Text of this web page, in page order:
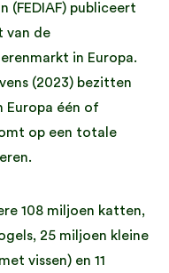
(FEDIAF) publiceert
van de
in Europa.
(2023) bezitten
Europa één of
op een totale
108 miljoen katten,
25 miljoen kleine
vissen) en 11